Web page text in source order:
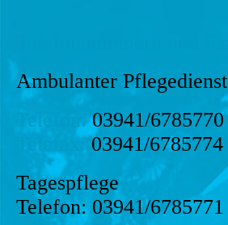
Ambulanter Pflegedienst
Telefon:03941/6785770
Telefax:03941/6785774
Tagespflege
Telefon: 03941/6785771